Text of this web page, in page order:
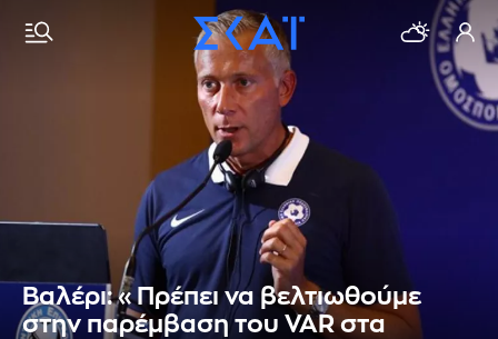
Βαλέρι: «Πρέπει να βελτιωθούμε
στην παρέμβαση του VAR στα